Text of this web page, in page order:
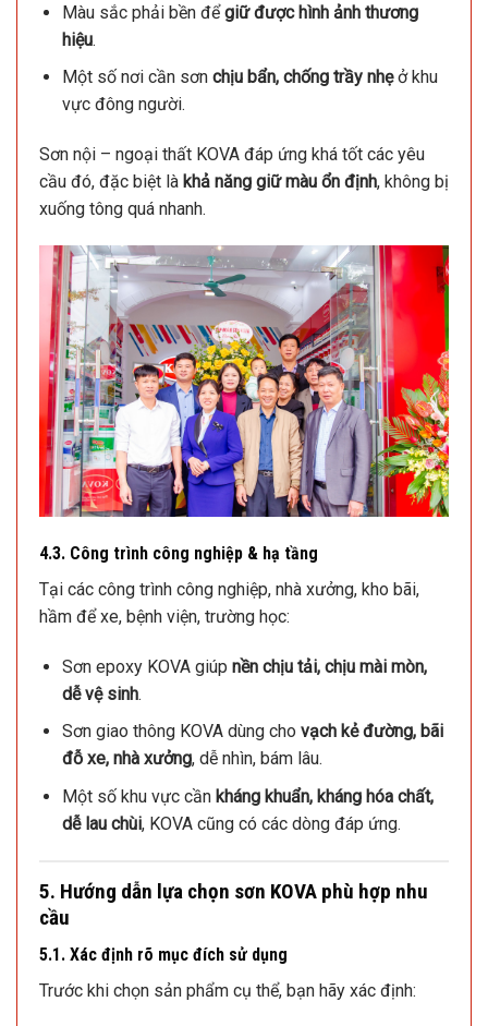
Màu sắc phải bền đểgiữ được hình ảnh thương
hiệu.
Một số nơi cần sơn chịu bẩn, chống trầy nhẹở khu
vực đông người.
Sơn nội – ngoại thất KOVA đáp ứng khá tốt các yêu
cầu đó, đặc biệt là khả năng giữ màu ổn định, không bị
xuống tông quá nhanh.
4.3. Công trình công nghiệp & hạ tầng
Tại các công trình công nghiệp, nhà xưởng, kho bãi,
hầm để xe, bệnh viện, trường học:
Sơn epoxy KOVA giúp nền chịu tải, chịu mài mòn,
dễ vệ sinh.
Sơn giao thông KOVA dùng cho vạch kẻ đường, bãi
đỗ xe, nhà xưởng, dễ nhìn, bám lâu.
Một số khu vực cần kháng khuẩn, kháng hóa chất,
dễ lau chùi, KOVA cũng có các dòng đáp ứng.
5. Hướng dẫn lựa chọn sơn KOVA phù hợp nhu
cầu
5.1. Xác định rõ mục đích sử dụng
Trước khi chọn sản phẩm cụ thể, bạn hãy xác định: